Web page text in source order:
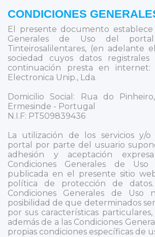
CONDICIONES
El presente documento establece
Generales de Uso del
Tinteirosalilentares, (en adelante
sociedad cuyos datos
continuación presta en internet:
Electronica Unip., Lda.
Domicilio Social: Rua do
Ermesinde - Portugal
N.I.F: PT509839436
La utilización de los servicios y/o
portal por parte del usuario
adhesión y aceptación
Condiciones Generales de
publicada en el presente sitio
política de protección de datos.
Condiciones Generales de Uso
posibilidad de que determinados
por sus características particulares,
además de a las Condiciones
propias condiciones específicas de